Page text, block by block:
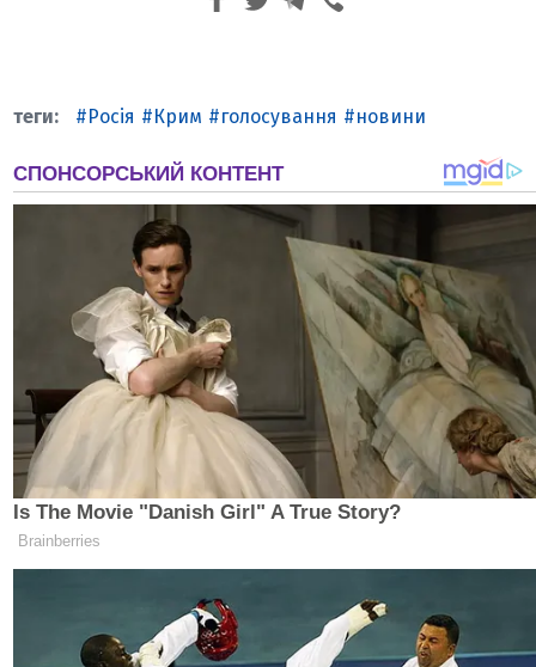
Росія Крим голосування новини